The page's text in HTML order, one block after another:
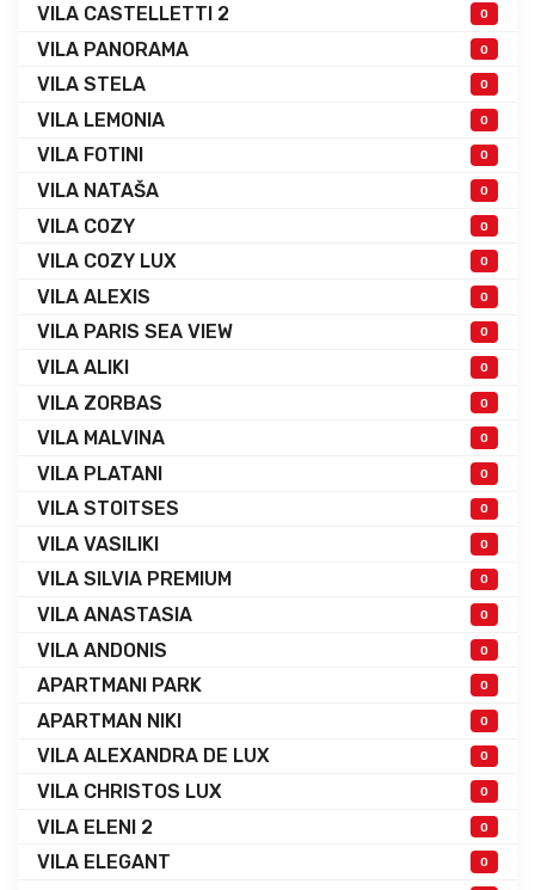
VILA CASTELLETTI 2 0
VILA PANORAMA 0
VILA STELA 0
VILA LEMONIA 0
VILA FOTINI 0
VILA NATAŠA 0
VILA COZY 0
VILA COZY LUX 0
VILA ALEXIS 0
VILA PARIS SEA VIEW 0
VILA ALIKI 0
VILA ZORBAS 0
VILA MALVINA 0
VILA PLATANI 0
VILA STOITSES 0
VILA VASILIKI 0
VILA SILVIA PREMIUM 0
VILA ANASTASIA 0
VILA ANDONIS 0
APARTMANI PARK 0
APARTMAN NIKI 0
VILA ALEXANDRA DE LUX 0
VILA CHRISTOS LUX 0
VILA ELENI 2 0
VILA ELEGANT 0